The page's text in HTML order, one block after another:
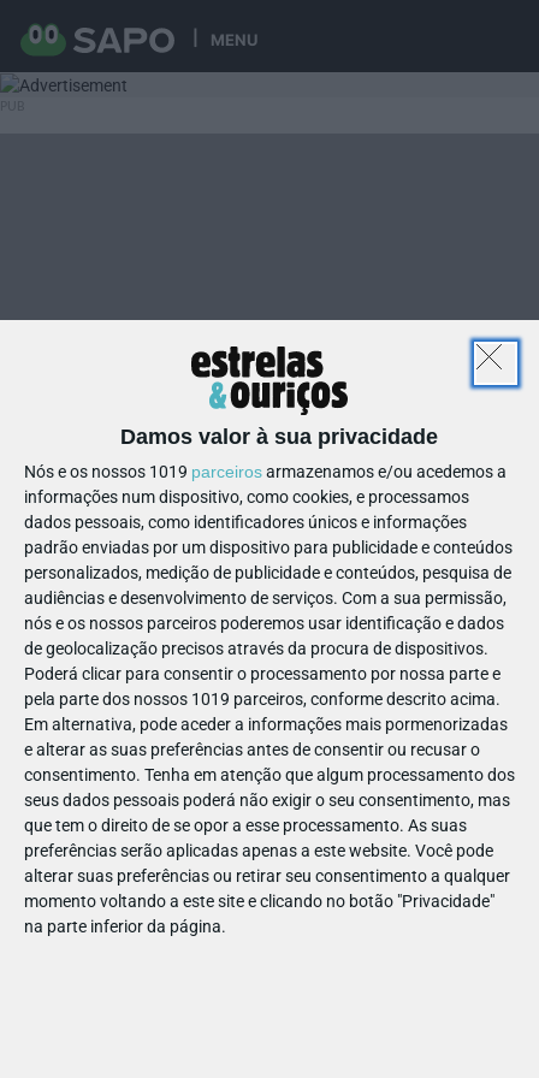
MENU
Damos valor à sua privacidade
Nós e os nossos 1019 parceirosarmazenamos e/ou acedemos a
informações num dispositivo, como cookies, e processamos
dados pessoais, como identificadores únicos e informações
padrão enviadas por um dispositivo para publicidade e conteúdos
personalizados, medição de publicidade e conteúdos, pesquisa de
audiências e desenvolvimento de serviços. Com a sua permissão,
nós e os nossos parceiros poderemos usar identificação e dados
de geolocalização precisos através da procura de dispositivos.
Poderá clicar para consentir o processamento por nossa parte e
pela parte dos nossos 1019 parceiros, conforme descrito acima.
Em alternativa, pode aceder a informações mais pormenorizadas
e alterar as suas preferências antes de consentir ou recusar o
consentimento. Tenha em atenção que algum processamento dos
seus dados pessoais poderá não exigir o seu consentimento, mas
que tem o direito de se opor a esse processamento. As suas
preferências serão aplicadas apenas a este website. Você pode
alterar suas preferências ou retirar seu consentimento a qualquer
momento voltando a este site e clicando no botão "Privacidade"
na parte inferior da página.
23
711271915147520